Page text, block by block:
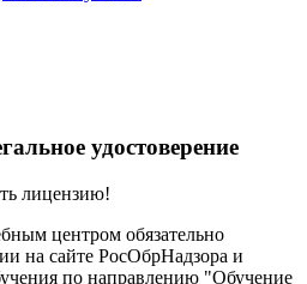
удостоверение
лицензию!
центром обязательно
на сайте РосОбрНадзора и
по направлению "Обучение